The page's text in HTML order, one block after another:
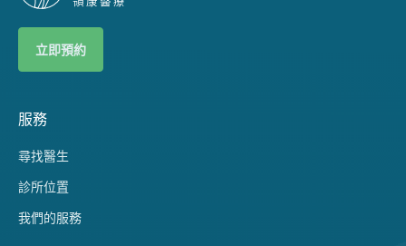
立即預約
服務
尋找醫生
診所位置
我們的服務